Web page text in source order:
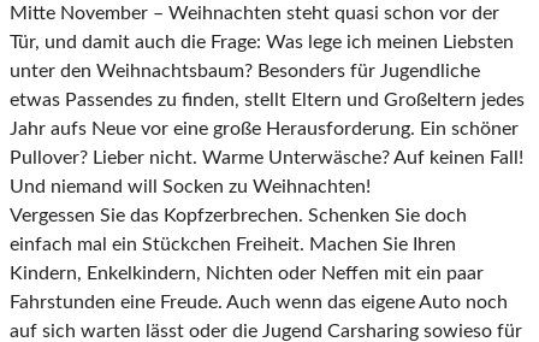
Mitte November – Weihnachten steht quasi schon vor der
Tür, und damit auch die Frage: Was lege ich meinen Liebsten
unter den Weihnachtsbaum? Besonders für Jugendliche
etwas Passendes zu finden, stellt Eltern und Großeltern jedes
Jahr aufs Neue vor eine große Herausforderung. Ein schöner
Pullover? Lieber nicht. Warme Unterwäsche? Auf keinen Fall!
Und niemand will Socken zu Weihnachten!
Vergessen Sie das Kopfzerbrechen. Schenken Sie doch
einfach mal ein Stückchen Freiheit. Machen Sie Ihren
Kindern, Enkelkindern, Nichten oder Neffen mit ein paar
Fahrstunden eine Freude. Auch wenn das eigene Auto noch
auf sich warten lässt oder die Jugend Carsharing sowieso für